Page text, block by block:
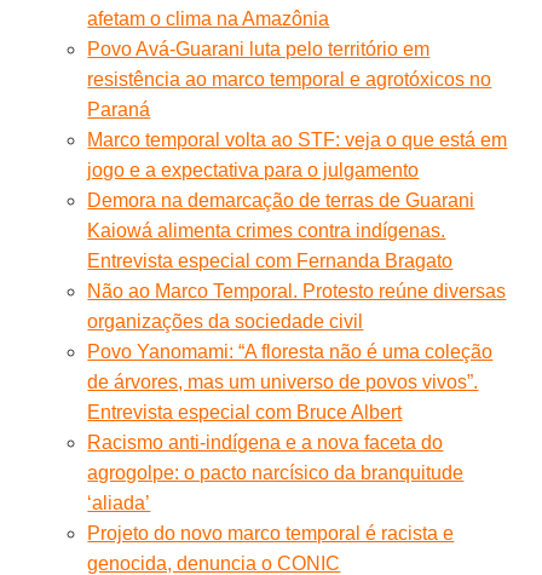
afetam o clima na Amazônia
Povo Avá-Guarani luta pelo território em
resistência ao marco temporal e agrotóxicos no
Paraná
Marco temporal volta ao STF: veja o que está em
jogo e a expectativa para o julgamento
Demora na demarcação de terras de Guarani
Kaiowá alimenta crimes contra indígenas.
Entrevista especial com Fernanda Bragato
Não ao Marco Temporal. Protesto reúne diversas
organizações da sociedade civil
Povo Yanomami: “A floresta não é uma coleção
de árvores, mas um universo de povos vivos”.
Entrevista especial com Bruce Albert
Racismo anti-indígena e a nova faceta do
agrogolpe: o pacto narcísico da branquitude
‘aliada’
Projeto do novo marco temporal é racista e
genocida, denuncia o CONIC